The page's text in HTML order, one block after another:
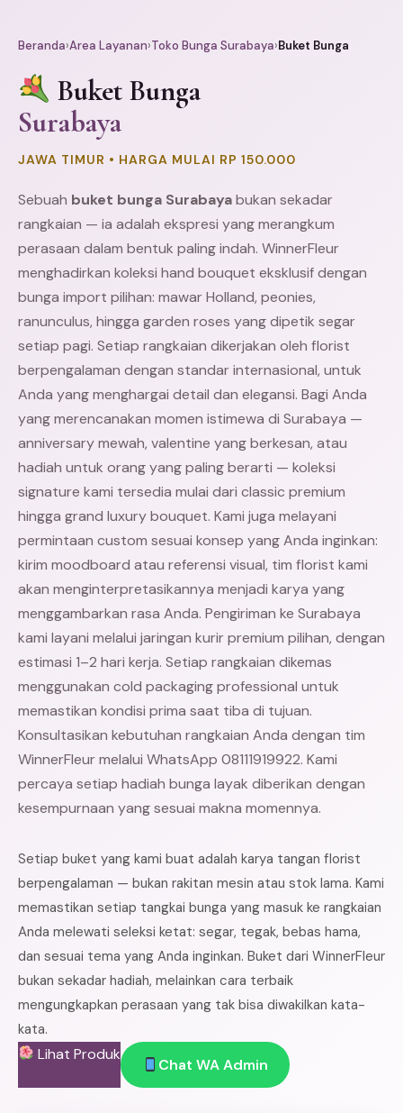
Beranda›Area Layanan›Toko Bunga Surabaya›Buket Bunga
Buket Bunga
Surabaya
JAWA TIMUR • HARGA MULAI RP 150.000
Sebuah buket bunga Surabayabukan sekadar
rangkaian — ia adalah ekspresi yang merangkum
perasaan dalam bentuk paling indah. WinnerFleur
menghadirkan koleksi hand bouquet eksklusif dengan
bunga import pilihan: mawar Holland, peonies,
ranunculus, hingga garden roses yang dipetik segar
setiap pagi. Setiap rangkaian dikerjakan oleh florist
berpengalaman dengan standar internasional, untuk
Anda yang menghargai detail dan elegansi. Bagi Anda
yang merencanakan momen istimewa di Surabaya —
anniversary mewah, valentine yang berkesan, atau
hadiah untuk orang yang paling berarti — koleksi
signature kami tersedia mulai dari classic premium
hingga grand luxury bouquet. Kami juga melayani
permintaan custom sesuai konsep yang Anda inginkan:
kirim moodboard atau referensi visual, tim florist kami
akan menginterpretasikannya menjadi karya yang
menggambarkan rasa Anda. Pengiriman ke Surabaya
kami layani melalui jaringan kurir premium pilihan, dengan
estimasi 1–2 hari kerja. Setiap rangkaian dikemas
menggunakan cold packaging professional untuk
memastikan kondisi prima saat tiba di tujuan.
Konsultasikan kebutuhan rangkaian Anda dengan tim
WinnerFleur melalui WhatsApp 08111919922. Kami
percaya setiap hadiah bunga layak diberikan dengan
kesempurnaan yang sesuai makna momennya.
Setiap buket yang kami buat adalah karya tangan florist
berpengalaman — bukan rakitan mesin atau stok lama. Kami
memastikan setiap tangkai bunga yang masuk ke rangkaian
Anda melewati seleksi ketat: segar, tegak, bebas hama,
dan sesuai tema yang Anda inginkan. Buket dari WinnerFleur
bukan sekadar hadiah, melainkan cara terbaik
mengungkapkan perasaan yang tak bisa diwakilkan kata-
kata.
Lihat Produk
Chat WA Admin